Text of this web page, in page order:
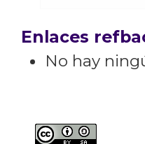
Enlaces
No hay